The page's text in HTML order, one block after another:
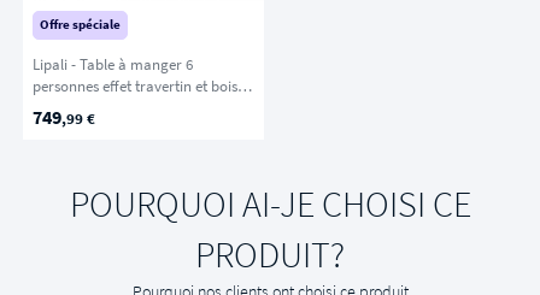
Offre spéciale
Lipali - Table à manger 6
personnes effet travertin et bois -
Beige
749,99 €
POURQUOI AI-JE CHOISI CE
PRODUIT?